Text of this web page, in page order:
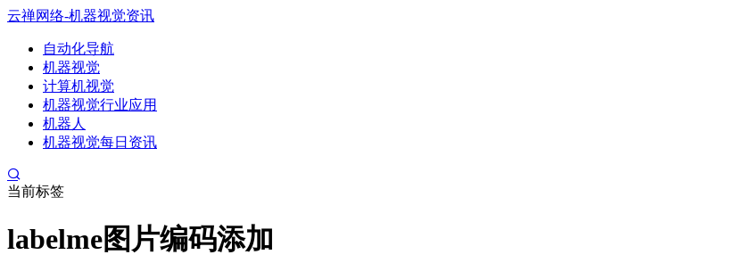
云禅网络-机器视觉资讯
自动化导航
机器视觉
计算机视觉
机器视觉行业应用
机器人
机器视觉每日资讯
当前标签
labelme图片编码添加